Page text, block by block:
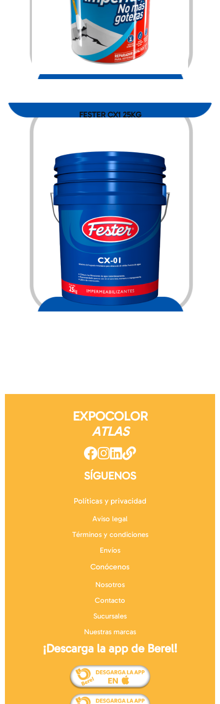
$197.00
FESTER CX1 25KG
$3,303.00
EXPOCOLOR
ATLAS
SÍGUENOS
Políticas y privacidad
Aviso legal
Términos y condiciones
Envíos
Conócenos
Nosotros
Contacto
Sucursales
Nuestras marcas
¡Descarga la app de Berel!